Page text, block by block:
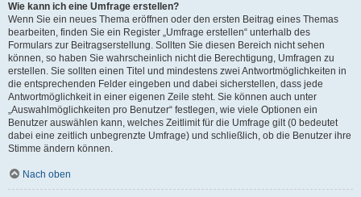
Wie kann ich eine Umfrage erstellen?
Wenn Sie ein neues Thema eröffnen oder den ersten Beitrag eines Themas
bearbeiten, finden Sie ein Register „Umfrage erstellen“ unterhalb des
Formulars zur Beitragserstellung. Sollten Sie diesen Bereich nicht sehen
können, so haben Sie wahrscheinlich nicht die Berechtigung, Umfragen zu
erstellen. Sie sollten einen Titel und mindestens zwei Antwortmöglichkeiten in
die entsprechenden Felder eingeben und dabei sicherstellen, dass jede
Antwortmöglichkeit in einer eigenen Zeile steht. Sie können auch unter
„Auswahlmöglichkeiten pro Benutzer“ festlegen, wie viele Optionen ein
Benutzer auswählen kann, welches Zeitlimit für die Umfrage gilt (0 bedeutet
dabei eine zeitlich unbegrenzte Umfrage) und schließlich, ob die Benutzer ihre
Stimme ändern können.
Nach oben